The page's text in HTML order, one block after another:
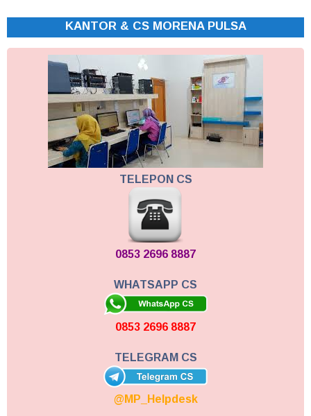
KANTOR & CS MORENA PULSA
TELEPON CS
0853 2696 8887
WHATSAPP CS
0853 2696 8887
TELEGRAM CS
@MP_Helpdesk